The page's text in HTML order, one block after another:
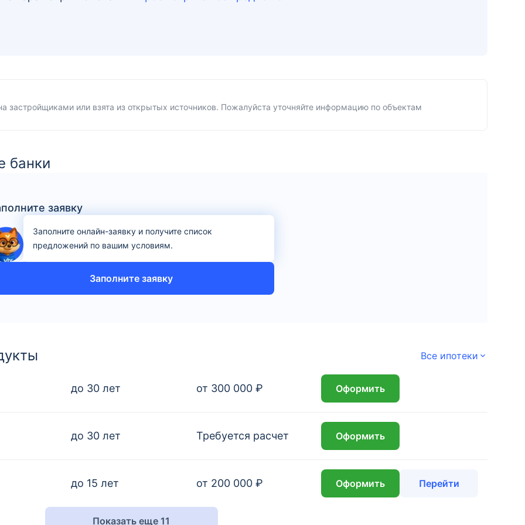
или взята из открытых источников. Пожалуйста уточняйте информацию по объектам
банки
заявку
Заполните онлайн-заявку и получите список
предложений по вашим условиям.
Заполните заявку
Все ипотеки
до 30 лет от 300 000 ₽ Оформить
до 30 лет Требуется расчет Оформить
до 15 лет от 200 000 ₽ Оформить Перейти
Показать еще 11